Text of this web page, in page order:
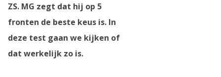
ZS. MG zegt dat hij op 5
fronten de beste keus is. In
deze test gaan we kijken of
dat werkelijk zo is.